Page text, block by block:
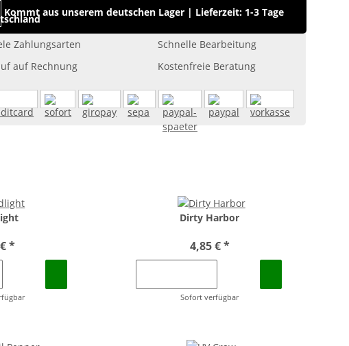
Kommt aus unserem deutschen Lager | Lieferzeit: 1-3 Tage
Zahlungsarten
Schnelle Bearbeitung
auf Rechnung
Kostenfreie Beratung
*
Dirty Harbor
4,85 €*
Sofort verfügbar